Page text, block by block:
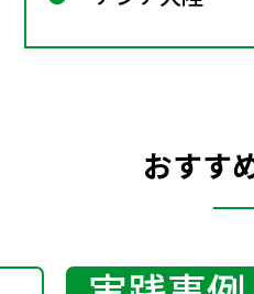
おすす